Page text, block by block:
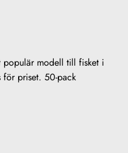
populär modell till fisket i
för priset. 50-pack